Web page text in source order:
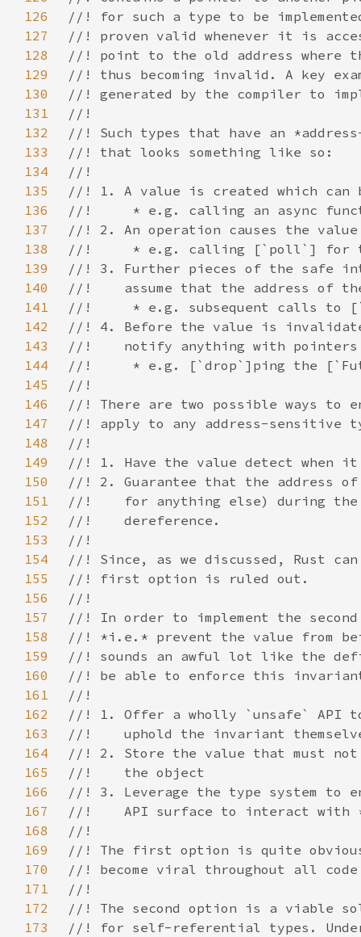
126
127
128
129
130
131
132
133
134
135
136
137
138
139
140
141
142
143
144
145
146
147
148
149
150
151
152
153
154
155
156
157
158
159
160
161
162
163
164
165
166
167
168
169
170
171
172
173